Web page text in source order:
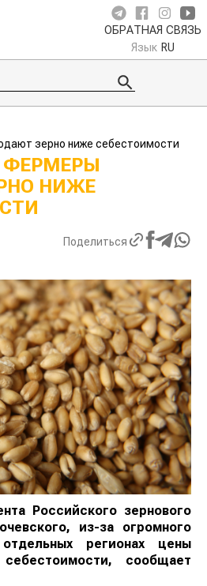
ОБРАТНАЯ СВЯЗЬ
Язык RU
зерно ниже себестоимости
ФЕРМЕРЫ
НИЖЕ
Поделиться
Российского зернового
из-за огромного
регионах цены
сообщает